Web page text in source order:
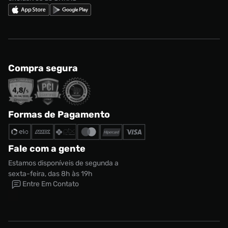
Compra segura
Formas de Pagamento
Fale com a gente
Estamos disponíveis de segunda a
sexta-feira, das 8h às 19h
Entre Em Contato